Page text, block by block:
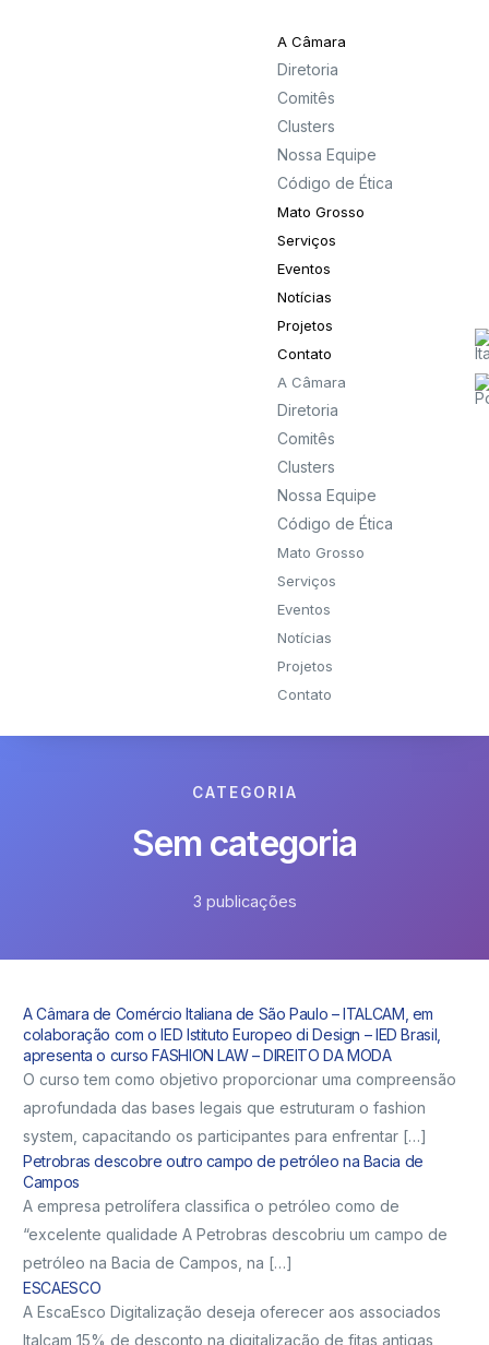
A Câmara
Diretoria
Comitês
Clusters
Nossa Equipe
Código de Ética
Mato Grosso
Serviços
Eventos
Notícias
Projetos
Contato
A Câmara
Diretoria
Comitês
Clusters
Nossa Equipe
Código de Ética
Mato Grosso
Serviços
Eventos
Notícias
Projetos
Contato
CATEGORIA
Sem categoria
3 publicações
A Câmara de Comércio Italiana de São Paulo – ITALCAM, em
colaboração com o IED Istituto Europeo di Design – IED Brasil,
apresenta o curso FASHION LAW – DIREITO DA MODA
O curso tem como objetivo proporcionar uma compreensão
aprofundada das bases legais que estruturam o fashion
system, capacitando os participantes para enfrentar […]
Petrobras descobre outro campo de petróleo na Bacia de
Campos
A empresa petrolífera classifica o petróleo como de
“excelente qualidade A Petrobras descobriu um campo de
petróleo na Bacia de Campos, na […]
ESCAESCO
A EscaEsco Digitalização deseja oferecer aos associados
Italcam 15% de desconto na digitalização de fitas antigas